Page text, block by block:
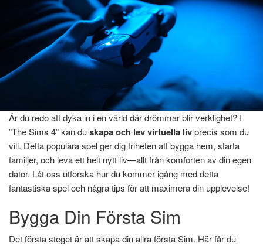
Hem»Gaming» The Sims 4
The Sims 4
januari 8, 2025AvMarcus LindgrenAv
Är du redo att dyka in i en värld där drömmar blir verklighet? I
”The Sims 4” kan duskapa och lev virtuella livprecis som du
vill. Detta populära spel ger dig friheten att bygga hem, starta
familjer, och leva ett helt nytt liv—allt från komforten av din egen
dator. Låt oss utforska hur du kommer igång med detta
fantastiska spel och några tips för att maximera din upplevelse!
Bygga Din Första Sim
Det första steget är att skapa din allra första Sim. Här får du